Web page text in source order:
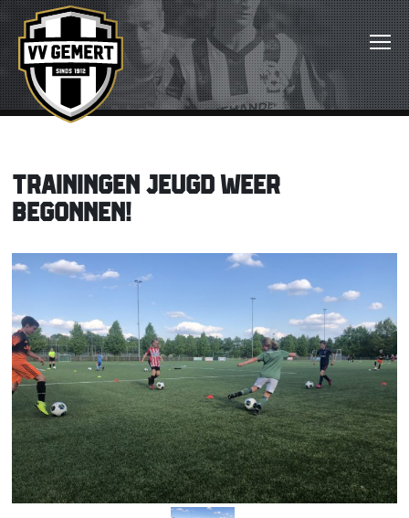
TRAININGEN JEUGD WEER
BEGONNEN!